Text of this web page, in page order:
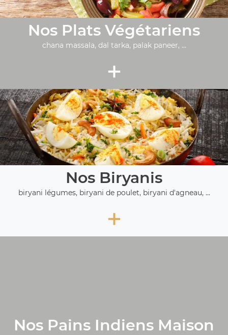
Nos Plats Végétariens
chana massala, dal tarka, palak paneer, ...
+
Nos Biryanis
biryani légumes, biryani de poulet, biryani d'agneau, ...
+
Nos Pains Indiens Maison